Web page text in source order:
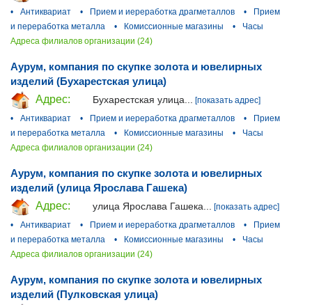
•
Антиквариат • Прием и иереработка драгметаллов •
Прием
и переработка металла
• Комиссионные магазины •
Часы
Адреса филиалов организации (24)
Аурум, компания по скупке золота и ювелирных
изделий (Бухарестская улица)
Адрес:
Бухарестская улица...
[показать адрес]
•
Антиквариат • Прием и иереработка драгметаллов •
Прием
и переработка металла
• Комиссионные магазины •
Часы
Адреса филиалов организации (24)
Аурум, компания по скупке золота и ювелирных
изделий (улица Ярослава Гашека)
Адрес:
улица Ярослава Гашека...
[показать адрес]
•
Антиквариат • Прием и иереработка драгметаллов •
Прием
и переработка металла
• Комиссионные магазины •
Часы
Адреса филиалов организации (24)
Аурум, компания по скупке золота и ювелирных
изделий (Пулковская улица)